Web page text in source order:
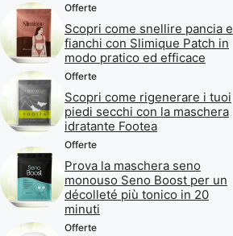
Offerte
Scopri come snellire pancia e
fianchi con Slimique Patch in
modo pratico ed efficace
Offerte
Scopri come rigenerare i tuoi
piedi secchi con la maschera
idratante Footea
Offerte
Prova la maschera seno
monouso Seno Boost per un
décolleté più tonico in 20
minuti
Offerte